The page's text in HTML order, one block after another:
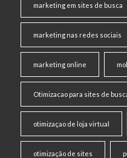
marketing em sites de busca
marketing nas redes sociais
marketing online
Otimizacao para sites de
otimizaçao de loja virtual
otimização de sites